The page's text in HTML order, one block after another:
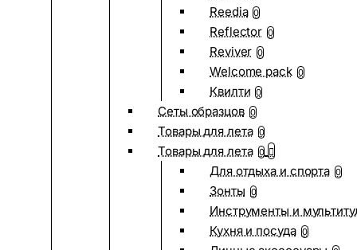
Reedia 0
Reflector 0
Reviver 0
Welcome pack 0
Квилти 0
Сеты образцов 0
Товары для лета 0
Товары для лета 0
Для отдыха и спорта 0
Зонты 0
Инструменты и
Кухня и посуда 0